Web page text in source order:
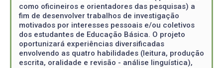
como oficineiros e orientadores das pesquisas) a
fim de desenvolver trabalhos de investigação
motivados por interesses pessoais e/ou coletivos
dos estudantes de Educação Básica. O projeto
oportunizará experiências diversificadas
envolvendo as quatro habilidades (leitura, produção
escrita, oralidade e revisão - análise linguística),